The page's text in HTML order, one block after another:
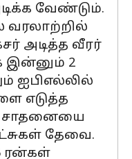
வேண்டும்.
வரலாற்றில்
அடித்த வீரர்
இன்னும் 2
ஐபிஎல்லில்
எடுத்த
சாதனையை
தேவை.
ரன்கள்